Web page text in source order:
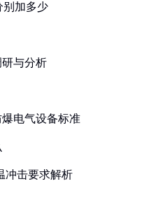
别加多少
与分析
电气设备标准
冲击要求解析